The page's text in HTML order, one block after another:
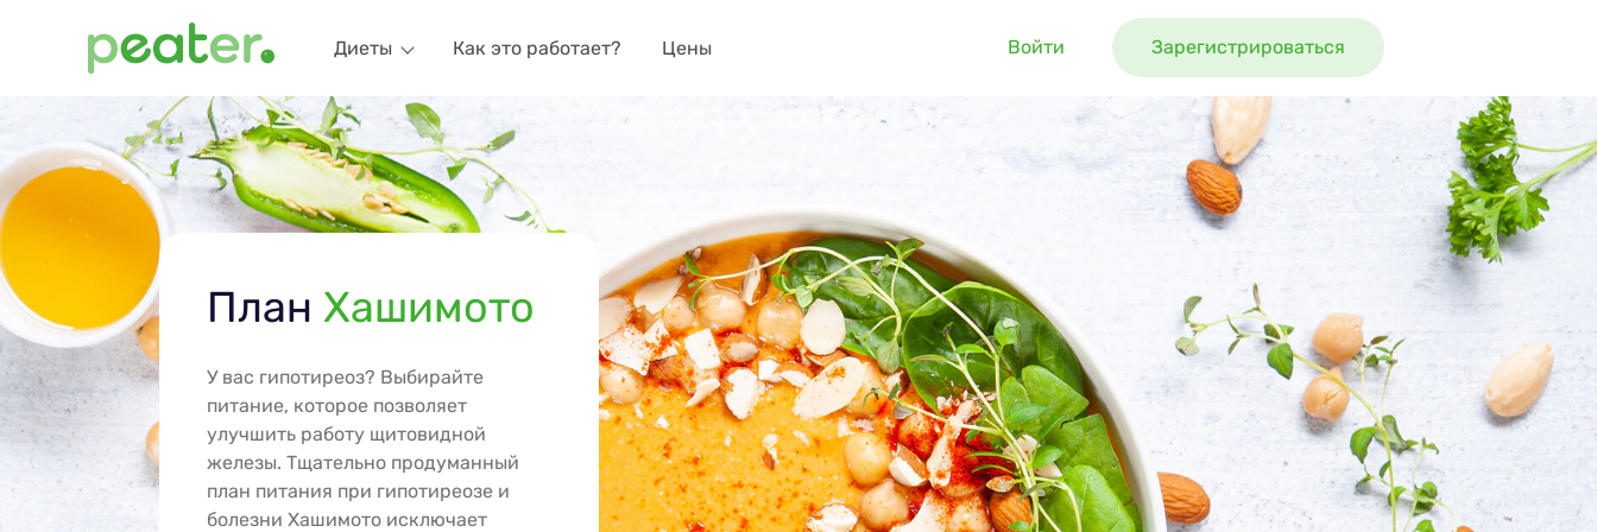
Диеты Как это работает? Цены Войти Зарегистрироваться
План Хашимото
У вас гипотиреоз? Выбирайте
питание, которое позволяет
улучшить работу щитовидной
железы. Тщательно продуманный
план питания при гипотиреозе и
болезни Хашимото исключает